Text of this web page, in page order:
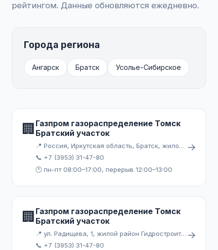
рейтингом. Данные обновляются ежедневно.
Города региона
Ангарск Братск Усолье-Сибирское
🏢 Газпром газораспределение Томск
Братский участок
📍 Россия, Иркутская область, Братск, жилой район Гидростроитель
📞 +7 (3953) 31-47-80
🕐 пн-пт 08:00–17:00, перерыв 12:00–13:00
→
🏢 Газпром газораспределение Томск
Братский участок
📍 ул. Радищева, 1, жилой район Гидростроитель, Братск
📞 +7 (3953) 31-47-80
→